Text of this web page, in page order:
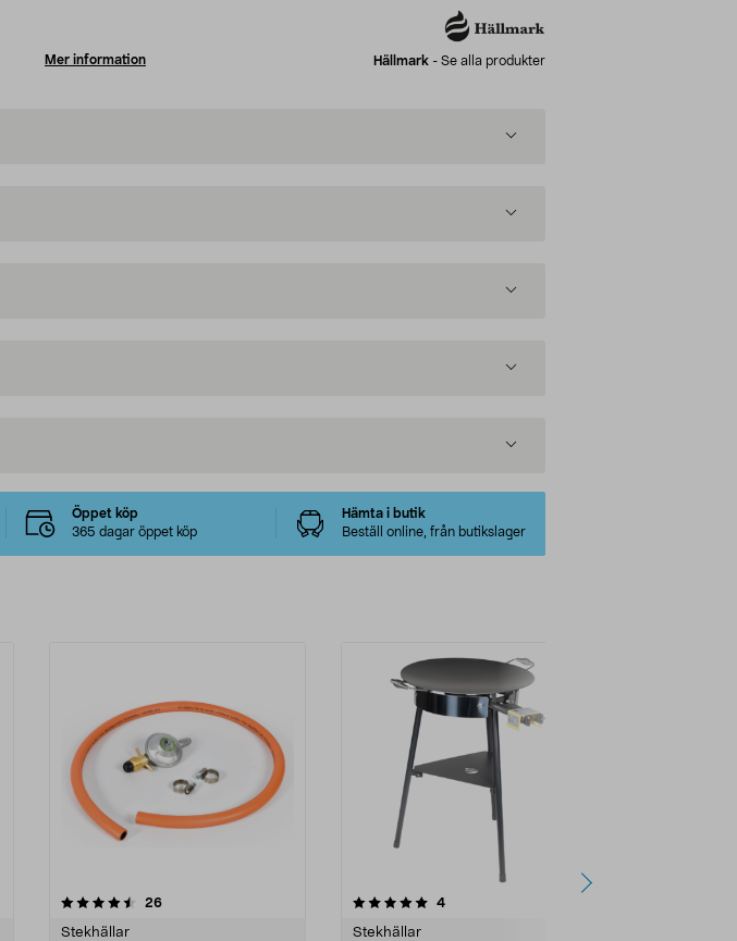
Mer information Hällmark - Se alla produkter
Öppet köp
365 dagar öppet köp
Hämta i butik
Beställ online, från butikslager
26recensioner
Stekhällar
5.0 av 5 stjärnor 4recensioner
Stekhällar
4.5 av 5 stjärnor